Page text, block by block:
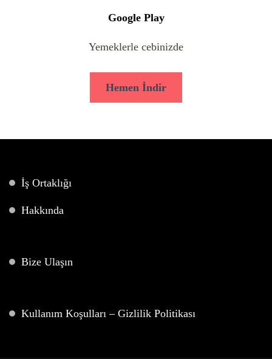
Google Play
Yemeklerle cebinizde
Hemen İndir
İş Ortaklığı
Hakkında
Bize Ulaşın
Kullanım Koşulları – Gizlilik Politikası